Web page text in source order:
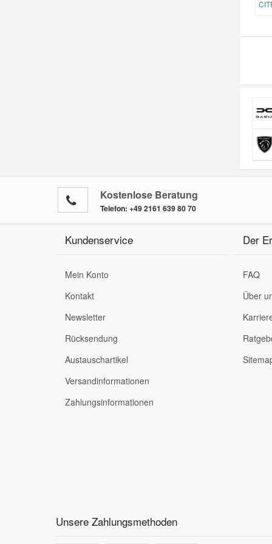
Kostenlose Beratung
Telefon: +49 2161 639 80 70
Kundenservice
Mein Konto
Kontakt
Newsletter
Rücksendung
Austauschartikel
Versandinformationen
Zahlungsinformationen
Der
FAQ
Über
Unsere Zahlungsmethoden